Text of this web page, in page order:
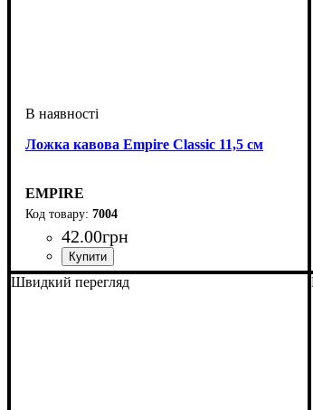
Ложка кавова Empire Classic 11,5 см
EMPIRE
7004
42.00грн
Швидкий перегляд